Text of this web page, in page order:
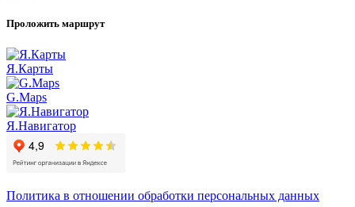
Проложить маршрут
Я.Карты
G.Maps
Я.Навигатор
Политика в отношении обработки персональных данных